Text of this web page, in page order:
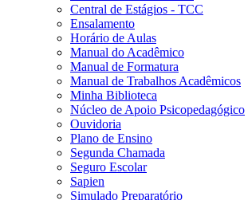
Central de Estágios - TCC
Ensalamento
Horário de Aulas
Manual do Acadêmico
Manual de Formatura
Manual de Trabalhos Acadêmicos
Minha Biblioteca
Núcleo de Apoio Psicopedagógico
Ouvidoria
Plano de Ensino
Segunda Chamada
Seguro Escolar
Sapien
Simulado Preparatório